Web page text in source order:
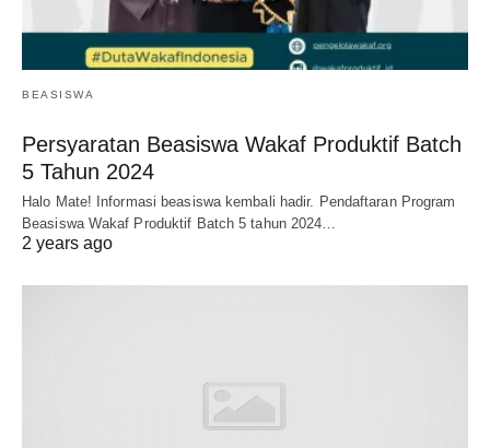
BEASISWA
Persyaratan Beasiswa Wakaf Produktif Batch
5 Tahun 2024
Halo Mate! Informasi beasiswa kembali hadir. Pendaftaran Program
Beasiswa Wakaf Produktif Batch 5 tahun 2024…
2 years ago